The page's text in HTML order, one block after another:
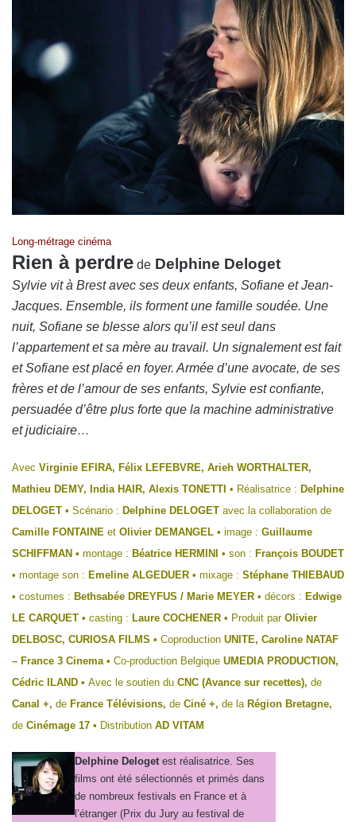
Long-métrage cinéma
Rien à perdre de Delphine Deloget
Sylvie vit à Brest avec ses deux enfants, Sofiane et Jean-
Jacques. Ensemble, ils forment une famille soudée. Une
nuit, Sofiane se blesse alors qu’il est seul dans
l’appartement et sa mère au travail. Un signalement est fait
et Sofiane est placé en foyer. Armée d’une avocate, de ses
frères et de l’amour de ses enfants, Sylvie est confiante,
persuadée d’être plus forte que la machine administrative
et judiciaire…
Avec Virginie EFIRA, Félix LEFEBVRE, Arieh WORTHALTER,
Mathieu DEMY, India HAIR, Alexis TONETTI • Réalisatrice : Delphine
DELOGET • Scénario : Delphine DELOGET avec la collaboration de
Camille FONTAINE et Olivier DEMANGEL • image : Guillaume
SCHIFFMAN • montage : Béatrice HERMINI • son : François BOUDET
• montage son : Emeline ALGEDUER • mixage : Stéphane THIEBAUD
• costumes : Bethsabée DREYFUS / Marie MEYER • décors : Edwige
LE CARQUET • casting : Laure COCHENER • Produit parOlivier
DELBOSC, CURIOSA FILMS • Coproduction UNITE, Caroline NATAF
– France 3 Cinema • Co-production Belgique UMEDIA PRODUCTION,
Cédric ILAND • Avec le soutien du CNC (Avance sur recettes), de
Canal +, de France Télévisions, de Ciné +, de laRégion Bretagne,
de Cinémage 17 • Distribution AD VITAM
Delphine Delogetest réalisatrice. Ses
films ont été sélectionnés et primés dans
de nombreux festivals en France et à
l’étranger (Prix du Jury au festival de